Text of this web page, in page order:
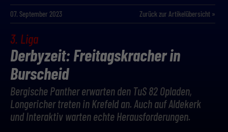
07. September 2023 Zurück zur Artikelübersicht »
3. Liga
Derbyzeit: Freitagskracher in
Burscheid
Bergische Panther erwarten den TuS 82 Opladen,
Longericher treten in Krefeld an. Auch auf Aldekerk
und Interaktiv warten echte Herausforderungen.